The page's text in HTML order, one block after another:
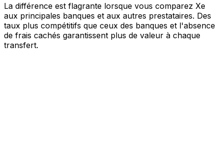
La différence est flagrante lorsque vous comparez Xe
aux principales banques et aux autres prestataires. Des
taux plus compétitifs que ceux des banques et l'absence
de frais cachés garantissent plus de valeur à chaque
transfert.